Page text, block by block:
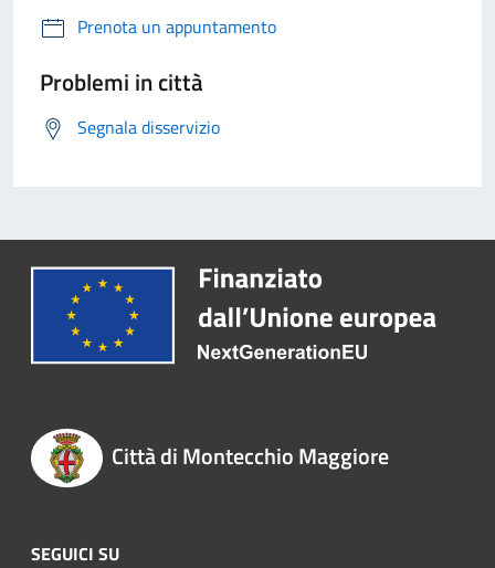
Prenota un appuntamento
Problemi in città
Segnala disservizio
Città di Montecchio Maggiore
SEGUICI SU